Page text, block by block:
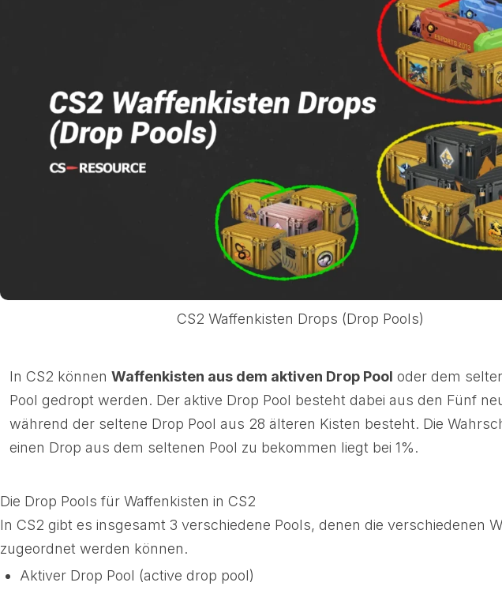
CS2 Waffenkisten Drops (Drop Pools)
In CS2 könnenWaffenkisten aus dem aktiven Drop Pool oder dem
Pool gedropt werden. Der aktive Drop Pool besteht dabei aus den Fünf
während der seltene Drop Pool aus 28 älteren Kisten besteht. Die
einen Drop aus dem seltenen Pool zu bekommen liegt bei 1%.
Die Drop Pools für Waffenkisten in CS2
In CS2 gibt es insgesamt 3 verschiedene Pools, denen die verschiedenen
zugeordnet werden können.
Aktiver Drop Pool (active drop pool)